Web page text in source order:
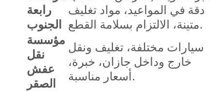
رابعة
الجنوب
دقة في المواعيد، مواد تغليف
متينة، الالتزام بسلامة القطع.
مؤسسة
نقل
عفش
الصقر
سيارات مختلفة، تغليف ونقل
خارج وداخل جازان، خبرة،
أسعار مناسبة.